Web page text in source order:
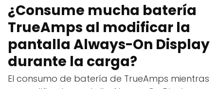
¿Consume mucha batería
TrueAmps al modificar la
pantalla Always-On Display
durante la carga?
El consumo de batería de TrueAmps mientras